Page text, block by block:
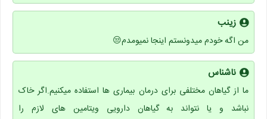
زینب
من اگه خودم میدونستم اینجا نمیومدم😒
ناشناس
ما از گیاهان مختلفی برای درمان بیماری ها استفاده میکنیم.اگر خاک
نباشد و یا نتواند به گیاهان دارویی ویتامین های لازم را